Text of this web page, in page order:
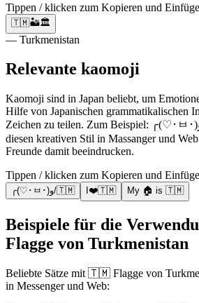
Tippen / klicken zum Kopieren und
🇹🇲🏜️🏛️
— Turkmenistan
Relevante kaomoji
Kaomoji sind in Japan beliebt, um
Hilfe von Japanischen grammatikalischen
Zeichen zu teilen. Zum Beispiel: ╭(♡･ㅂ･)و/🇹🇲 ! Sie können
diesen kreativen Stil in Massanger und
Freunde damit beeindrucken.
Tippen / klicken zum Kopieren und
╭(♡･ㅂ･)و/🇹🇲 I❤️🇹🇲 My 🏠 is 🇹🇲
Beispiele für die
Flagge von Turkmenistan
Beliebte Sätze mit 🇹🇲 Flagge von
in Messenger und Web: